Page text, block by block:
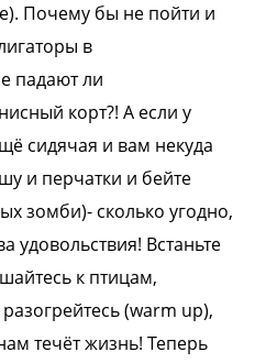
Почему бы не пойти и
в
падают ли
корт?! А если у
сидячая и вам некуда
и перчатки и бейте
зомби)- сколько угодно,
удовольствия! Встаньте
к птицам,
разогрейтесь (warm up),
течёт жизнь! Теперь